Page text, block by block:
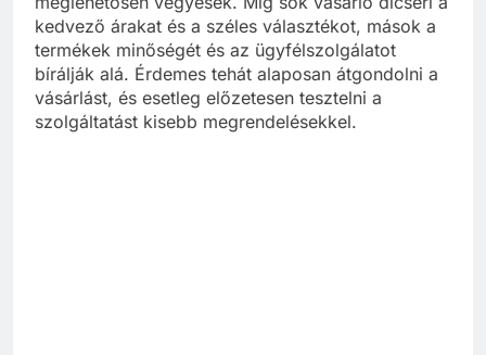
kedvező árakat és a széles választékot, mások a
termékek minőségét és az ügyfélszolgálatot
bírálják alá. Érdemes tehát alaposan átgondolni a
vásárlást, és esetleg előzetesen tesztelni a
szolgáltatást kisebb megrendelésekkel.